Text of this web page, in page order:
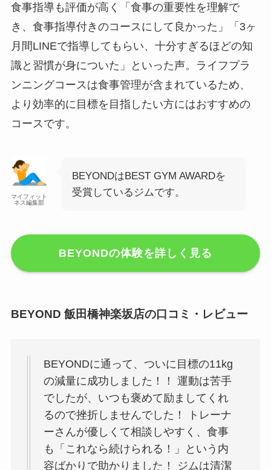
食事指導も評価が高く「食事の重要性を理解で
き、食事指導付きのコースにして良かった」「3ヶ
月間LINEで指導してもらい、十分すぎるほどの知
識と習慣が身についた」といった声。ライフプラ
ンニングコースは食事管理が含まれているため、
より効率的に目標を目指したい方にはおすすめの
コースです。
マイフィット
ネス編集部
BEYONDはBEST GYM AWARDを
受賞しているジムです。
BEYONDの体験を詳しく見る
BEYOND 飯田橋神楽坂店の口コミ・レビュー
BEYONDに通って、ついに目標の11kg
の減量に成功しました！！ 運動は苦手
でしたが、いつも褒めて励ましてくれ
るので挫折しませんでした！ トレーナ
ーさんが優しくて相談しやすく、食事
も「これなら続けられる！」という内
容ばかりで助かりました！ ジムは清潔